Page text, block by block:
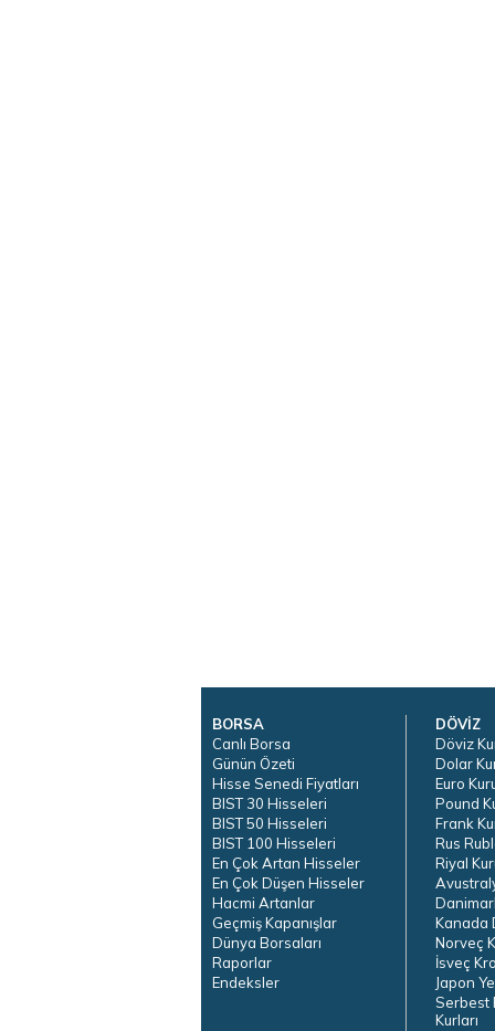
BORSA
Canlı Borsa
Günün Özeti
Hisse Senedi Fiyatları
BIST 30 Hisseleri
BIST 50 Hisseleri
BIST 100 Hisseleri
En Çok Artan Hisseler
En Çok Düşen Hisseler
Hacmi Artanlar
Geçmiş Kapanışlar
Dünya Borsaları
Raporlar
Endeksler
DÖVİZ
Döviz
Dolar
Euro
Pound
Frank
Rus
Riyal
Kanada
Norveç
İsveç
Japon
Serbest
Kurları